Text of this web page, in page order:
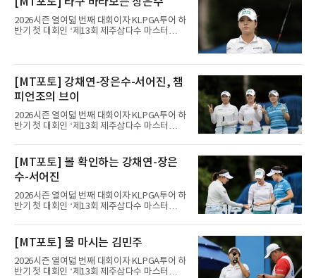
2026시즌 열여덟 번째 대회이자 KLPGA투어 하
반기 첫 대회인 ‘제13회 제주삼다수 마스터
트(파72/6,767야드)에서 열리고 있다.9일 현재
홀에서 경기하고 있다.
[MT포토] 강채연-장은수-서어진, 챔
피언조의 브이
2026시즌 열여덟 번째 대회이자 KLPGA투어 하
반기 첫 대회인 ‘제13회 제주삼다수 마스터
제주도 서귀포시에 위치한 테디밸리 골프앤리조
트(파72/6,767야드)에서 열리고 있다.9일 현재
최종라운드 경기가 펼쳐지고 있다.장은수가 1번
홀에서 경기하고 있다.
[MT포토] 볼 확인하는 강채연-장은
수-서어진
2026시즌 열여덟 번째 대회이자 KLPGA투어 하
반기 첫 대회인 ‘제13회 제주삼다수 마스터
제주도 서귀포시에 위치한 테디밸리 골프앤리조
트(파72/6,767야드)에서 열리고 있다.9일 현재
최종라운드 경기가 펼쳐지고 있다.장은수가 1번
홀에서 경기하고 있다.
[MT포토] 물 마시는 김민주
2026시즌 열여덟 번째 대회이자 KLPGA투어 하
반기 첫 대회인 ‘제13회 제주삼다수 마스터